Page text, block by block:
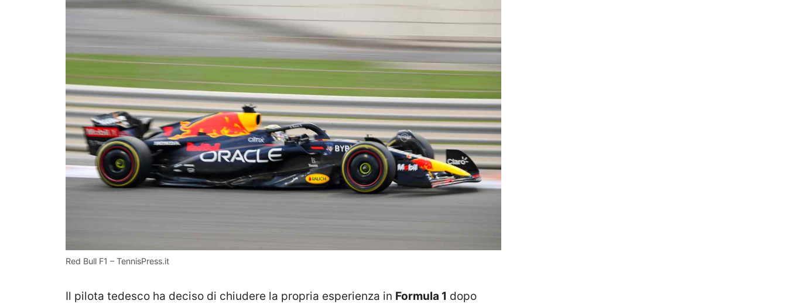
Red Bull F1 – TennisPress.it
Il pilota tedesco ha deciso di chiudere la propria esperienza in Formula 1 dopo